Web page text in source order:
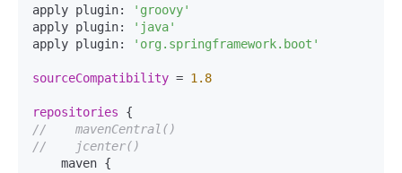
apply plugin:
'groovy'
apply plugin:
'java'
apply plugin:
'org.springframework.boot'
sourceCompatibility = 1.8
repositories
//    mavenCentral()
//    jcenter()